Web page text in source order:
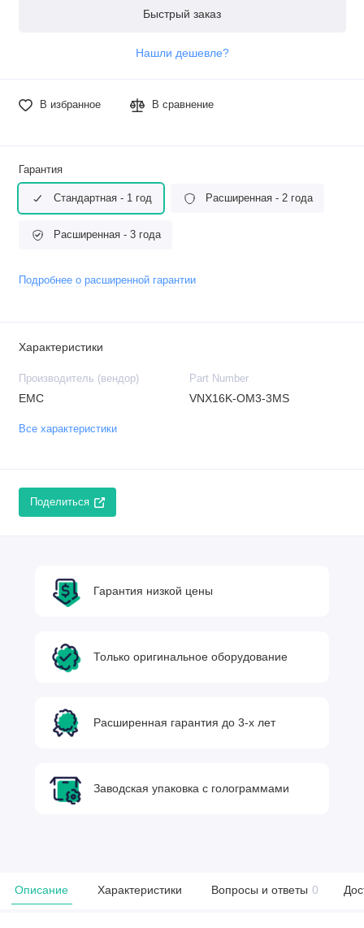
Быстрый заказ
Нашли дешевле?
В избранное В сравнение
Гарантия
Стандартная - 1 год Расширенная - 2 года
Расширенная - 3 года
Подробнее о расширенной гарантии
Характеристики
Производитель (вендор)
EMC
Part Number
VNX16K-OM3-3MS
Все характеристики
Поделиться
Гарантия низкой цены
Только оригинальное оборудование
Расширенная гарантия до 3-х лет
Заводская упаковка с голограммами
Описание Характеристики Вопросы и ответы 0